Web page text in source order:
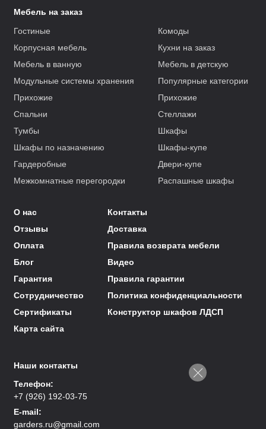
Мебель на заказ
Гостиные
Комоды
Корпусная мебель
Кухни на заказ
Мебель в ванную
Мебель в детскую
Модульные системы хранения
Популярные категории
Прихожие
Прихожие
Спальни
Стеллажи
Тумбы
Шкафы
Шкафы по назначению
Шкафы-купе
Гардеробные
Двери-купе
Межкомнатные перегородки
Распашные шкафы
О нас
Контакты
Отзывы
Доставка
Оплата
Правила возврата мебели
Блог
Видео
Гарантия
Правила гарантии
Сотрудничество
Политика конфиденциальности
Сертификаты
Конструктор шкафов ЛДСП
Карта сайта
Наши контакты
Телефон:
+7 (926) 192-03-75
E-mail:
garders.ru@gmail.com